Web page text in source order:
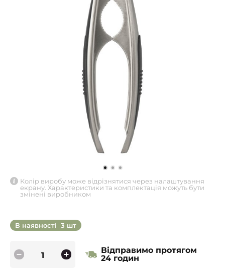
Колір виробу може відрізнятися через налаштування
екрану. Характеристики та комплектація можуть бути
змінені виробником
В наявності 3 шт
Відправимо протягом
24 годин